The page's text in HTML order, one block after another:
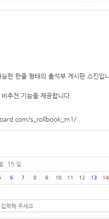
한 한줄 형태의 출석부 게시판 스킨입
추천 기능을 제공합니다.
s_rollbook_m1/